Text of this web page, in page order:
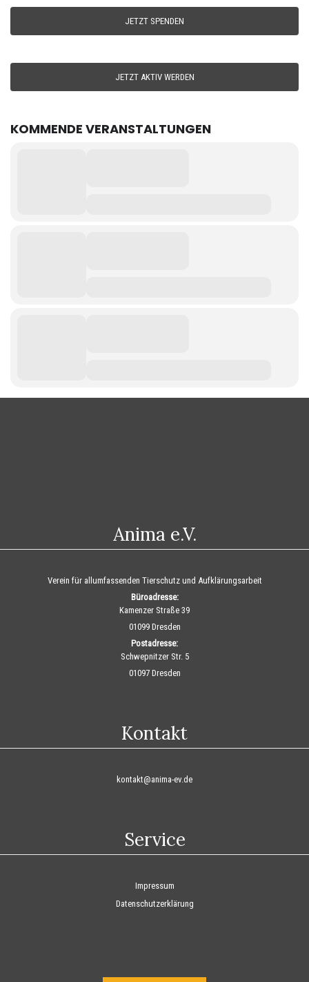
JETZT SPENDEN
JETZT AKTIV WERDEN
KOMMENDE VERANSTALTUNGEN
Anima e.V.
Verein für allumfassenden Tierschutz und Aufklärungsarbeit
Büroadresse:
Kamenzer Straße 39
01099 Dresden
Postadresse:
Schwepnitzer Str. 5
01097 Dresden
Kontakt
kontakt@anima-ev.de
Service
Impressum
Datenschutzerklärung